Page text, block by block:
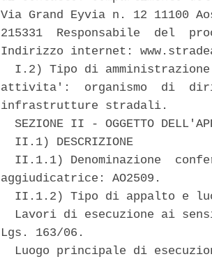
Via Grand Eyvia n. 12 11100
215331  Responsabile  del
Indirizzo internet:
I.2) Tipo di
attivita':  organismo  di
infrastrutture stradali.
SEZIONE II - OGGETTO
  II.1) DESCRIZIONE
II.1.1) Denominazione
aggiudicatrice: AO2509.
II.1.2) Tipo di appalto e
Lavori di esecuzione ai
Lgs. 163/06.
Luogo principale di